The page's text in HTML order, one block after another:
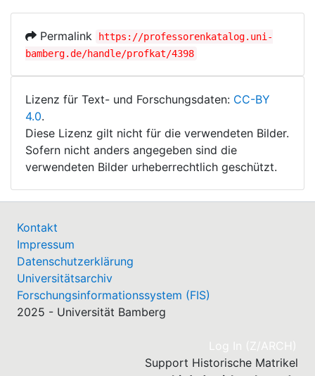
Permalink
https://professorenkatalog.uni-
bamberg.de/handle/profkat/4398
Lizenz für Text- und Forschungsdaten: CC-BY
4.0.
Diese Lizenz gilt nicht für die verwendeten Bilder.
Sofern nicht anders angegeben sind die
verwendeten Bilder urheberrechtlich geschützt.
Kontakt
Impressum
Datenschutzerklärung
Universitätsarchiv
Forschungsinformationssystem (FIS)
2025 - Universität Bamberg
Log In (Z/ARCH)
Support Historische Matrikel